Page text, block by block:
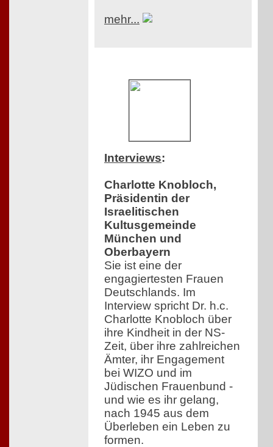
mehr...
Interviews:
Charlotte Knobloch,
Präsidentin der
Israelitischen
Kultusgemeinde
München und
Oberbayern
Sie ist eine der
engagiertesten Frauen
Deutschlands. Im
Interview spricht Dr. h.c.
Charlotte Knobloch über
ihre Kindheit in der NS-
Zeit, über ihre zahlreichen
Ämter, ihr Engagement
bei WIZO und im
Jüdischen Frauenbund -
und wie es ihr gelang,
nach 1945 aus dem
Überleben ein Leben zu
formen.